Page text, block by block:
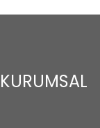
KURUMSAL